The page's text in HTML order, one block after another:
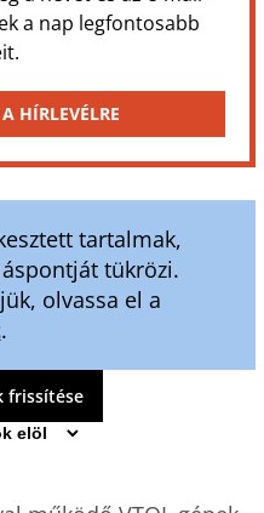
a nap legfontosabb
HÍRLEVÉLRE
tartalmak,
tükrözi.
olvassa el a
.
frissítése